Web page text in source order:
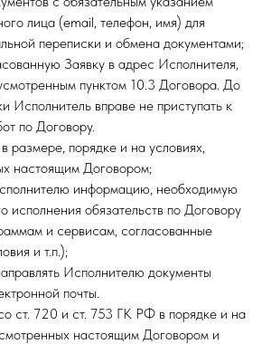
лица (email, телефон, имя) для
переписки и обмена документами;
Заявку в адрес Исполнителя,
пунктом 10.3 Договора. До
Исполнитель вправе не приступать к
по Договору.
в размере, порядке и на условиях,
настоящим Договором;
информацию, необходимую
исполнения обязательств по Договору
и сервисам, согласованные
и т.п.);
Исполнителю документы
почты.
ст. 720 и ст. 753 ГК РФ в порядке и на
настоящим Договором и